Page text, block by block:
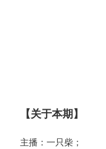
【关于本期】
主播：一只柴；